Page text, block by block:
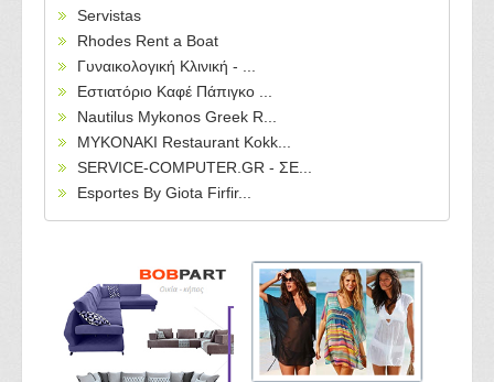
Servistas
Rhodes Rent a Boat
Γυναικολογική Κλινική - ...
Εστιατόριο Καφέ Πάπιγκο ...
Nautilus Mykonos Greek R...
MYKONAKI Restaurant Kokk...
SERVICE-COMPUTER.GR - ΣΕ...
Esportes By Giota Firfir...